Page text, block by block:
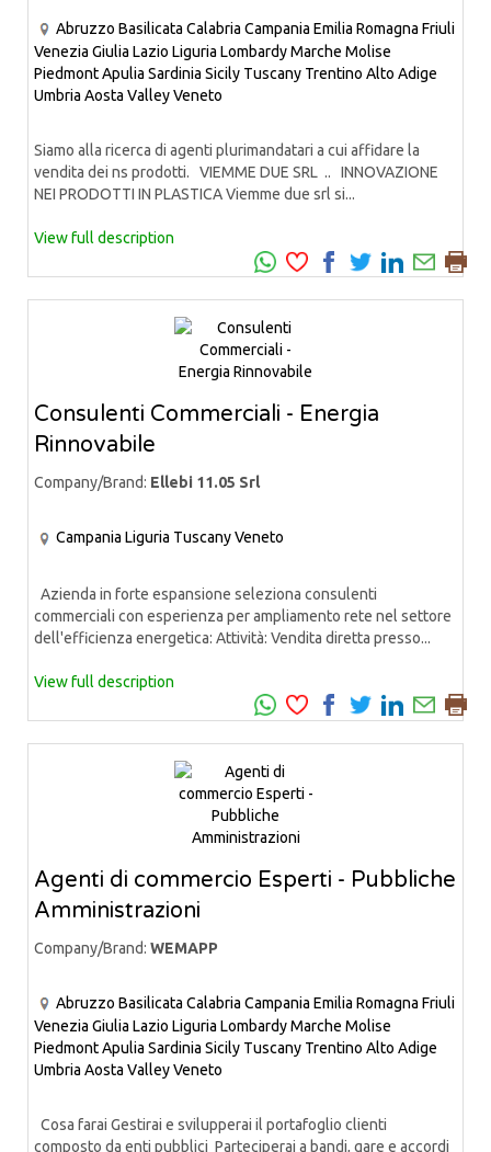
Abruzzo Basilicata Calabria Campania Emilia Romagna Friuli
Venezia Giulia Lazio Liguria LombardyMarche Molise
PiedmontApulia Sardinia Sicily Tuscany Trentino Alto Adige
Umbria Aosta ValleyVeneto
Siamo alla ricerca di agenti plurimandatari a cui affidare la
vendita dei ns prodotti. VIEMME DUE SRL .. INNOVAZIONE
NEI PRODOTTI IN PLASTICA Viemme due srl si...
View full description
Consulenti Commerciali - Energia
Rinnovabile
Company/Brand: Ellebi 11.05 Srl
Campania Liguria TuscanyVeneto
Azienda in forte espansione seleziona consulenti
commerciali con esperienza per ampliamento rete nel settore
dell'efficienza energetica: Attività: Vendita diretta presso...
View full description
Agenti di commercio Esperti - Pubbliche
Amministrazioni
Company/Brand: WEMAPP
Abruzzo Basilicata Calabria Campania Emilia Romagna Friuli
Venezia Giulia Lazio Liguria LombardyMarche Molise
PiedmontApulia Sardinia Sicily Tuscany Trentino Alto Adige
Umbria Aosta ValleyVeneto
Cosa farai Gestirai e svilupperai il portafoglio clienti
composto da enti pubblici Parteciperai a bandi, gare e accordi